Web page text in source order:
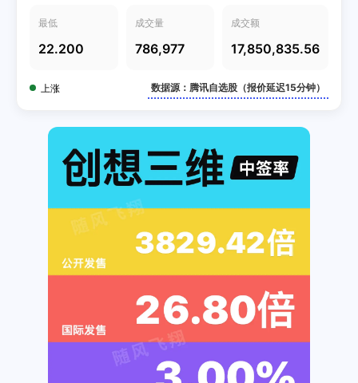
最低
22.200
成交量
786,977
成交额
17,850,835.56
上涨 数据源：腾讯自选股（报价延迟15分钟）